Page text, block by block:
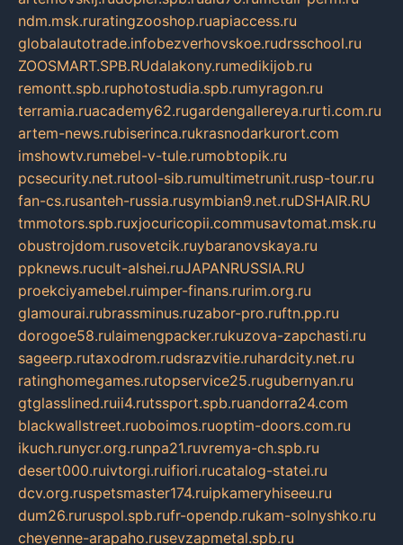
ndm.msk.ruratingzooshop.ruapiaccess.ru
globalautotrade.infobezverhovskoe.rudrsschool.ru
ZOOSMART.SPB.RUdalakony.rumedikijob.ru
remontt.spb.ruphotostudia.spb.rumyragon.ru
terramia.ruacademy62.rugardengallereya.rurti.com.ru
artem-news.rubiserinca.rukrasnodarkurort.com
imshowtv.rumebel-v-tule.rumobtopik.ru
pcsecurity.net.rutool-sib.rumultimetrunit.rusp-tour.ru
fan-cs.rusanteh-russia.rusymbian9.net.ruDSHAIR.RU
tmmotors.spb.ruxjocuricopii.commusavtomat.msk.ru
obustrojdom.rusovetcik.ruybaranovskaya.ru
ppknews.rucult-alshei.ruJAPANRUSSIA.RU
proekciyamebel.ruimper-finans.rurim.org.ru
glamourai.rubrassminus.ruzabor-pro.ruftn.pp.ru
dorogoe58.rulaimengpacker.rukuzova-zapchasti.ru
sageerp.rutaxodrom.rudsrazvitie.ruhardcity.net.ru
ratinghomegames.rutopservice25.rugubernyan.ru
gtglasslined.ruii4.rutssport.spb.ruandorra24.com
blackwallstreet.ruoboimos.ruoptim-doors.com.ru
ikuch.runycr.org.runpa21.ruvremya-ch.spb.ru
desert000.ruivtorgi.ruifiori.rucatalog-statei.ru
dcv.org.ruspetsmaster174.ruipkameryhiseeu.ru
dum26.ruruspol.spb.rufr-opendp.rukam-solnyshko.ru
cheyenne-arapaho.rusevzapmetal.spb.ru